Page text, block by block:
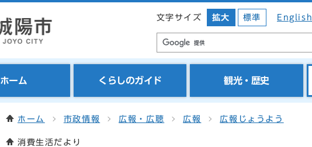
文字サイズ 拡大 標準 English
ホーム くらしのガイド 観光・歴史
ホーム 市政情報 広報・広聴 広報 広報じょうよう
消費生活だより